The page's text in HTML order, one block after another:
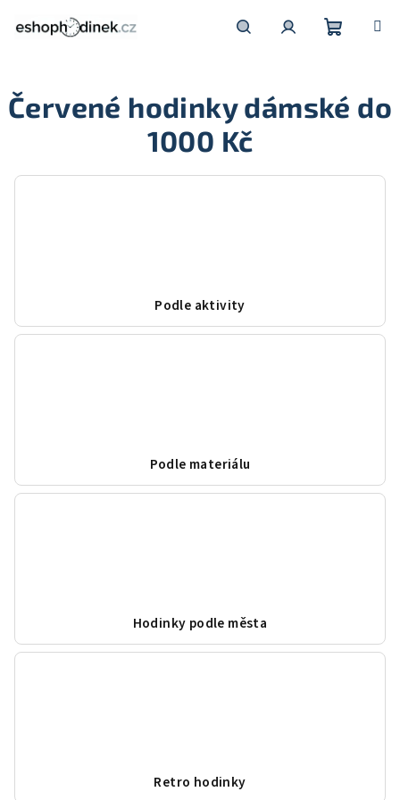
košík
Červené hodinky dámské do
1000 Kč
Podle aktivity
Podle materiálu
Hodinky podle města
Retro hodinky